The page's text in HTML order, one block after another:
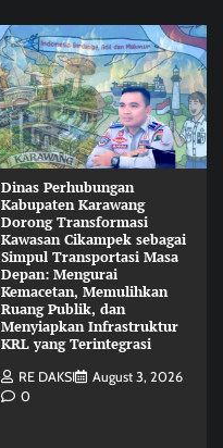
Dinas Perhubungan
Kabupaten Karawang
Dorong Transformasi
Kawasan Cikampek sebagai
Simpul Transportasi Masa
Depan: Mengurai
Kemacetan, Memulihkan
Ruang Publik, dan
Menyiapkan Infrastruktur
KRL yang Terintegrasi
RE DAKSI
August 3, 2026
0